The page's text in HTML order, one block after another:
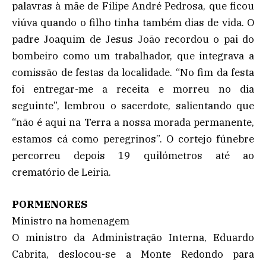
palavras à mãe de Filipe André Pedrosa, que ficou
viúva quando o filho tinha também dias de vida. O
padre Joaquim de Jesus João recordou o pai do
bombeiro como um trabalhador, que integrava a
comissão de festas da localidade. “No fim da festa
foi entregar-me a receita e morreu no dia
seguinte”, lembrou o sacerdote, salientando que
“não é aqui na Terra a nossa morada permanente,
estamos cá como peregrinos”. O cortejo fúnebre
percorreu depois 19 quilómetros até ao
crematório de Leiria.
PORMENORES
Ministro na homenagem
O ministro da Administração Interna, Eduardo
Cabrita, deslocou-se a Monte Redondo para